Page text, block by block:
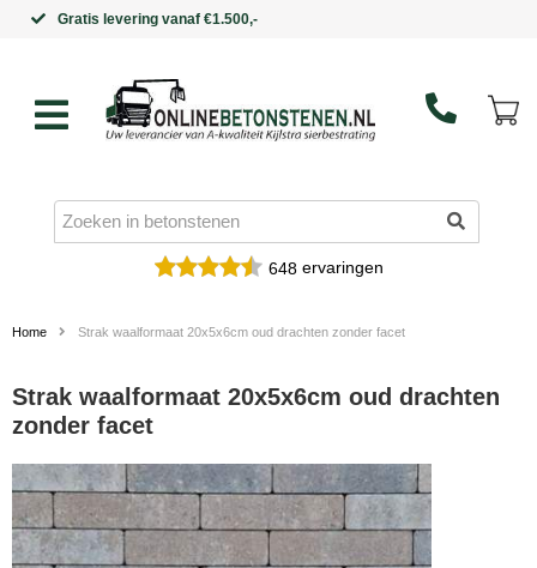
Binnen 5 werkdagen in huis
648ervaringen
Home Strak waalformaat 20x5x6cm oud drachten zonder facet
Strak waalformaat 20x5x6cm oud drachten
zonder facet